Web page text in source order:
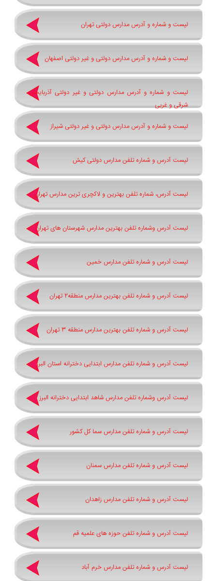
لیست و شماره و آدرس مدارس دولتی تهران
لیست و شماره و آدرس مدارس دولتی و غیر دولتی اصفهان
لیست و شماره و آدرس مدارس دولتی و غیر دولتی آذربایجان
شرقی و غربی
لیست و شماره و آدرس مدارس دولتی و غیر دولتی شیراز
لیست آدرس و شماره تلفن مدارس دولتی کیش
لیست آدرس، شماره تلفن بهترین و لاکچری ترین مدارس تهران
لیست آدرس وشماره تلفن بهترین مدارس شهرستان های تهران
لیست آدرس و شماره تلفن مدارس خمین
لیست آدرس و شماره تلفن بهترین مدارس منطقه2 تهران
لیست آدرس و شماره تلفن بهترین مدارس منطقه 3 تهران
لیست آدرس و شماره تلفن مدارس ابتدایی دخترانه استان البرز
لیست آدرس وشماره تلفن مدارس شاهد ابتدایی دخترانه البرز
لیست آدرس و شماره تلفن مدارس سما کل کشور
لیست آدرس و شماره تلفن مدارس سمنان
لیست آدرس و شماره تلفن مدارس زاهدان
لیست آدرس و شماره تلفن حوزه های علمیه قم
لیست آدرس و شماره تلفن مدارس خرم آباد